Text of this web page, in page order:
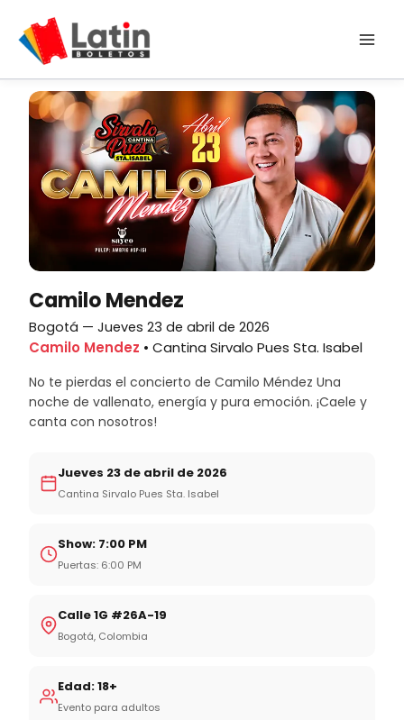
contenido
Camilo Mendez
Bogotá — Jueves 23 de abril de 2026
Camilo Mendez • Cantina Sirvalo Pues Sta. Isabel
No te pierdas el concierto de Camilo Méndez Una
noche de vallenato, energía y pura emoción. ¡Caele y
canta con nosotros!
Jueves 23 de abril de 2026
Cantina Sirvalo Pues Sta. Isabel
Show: 7:00 PM
Puertas: 6:00 PM
Calle 1G #26A-19
Bogotá, Colombia
Edad: 18+
Evento para adultos